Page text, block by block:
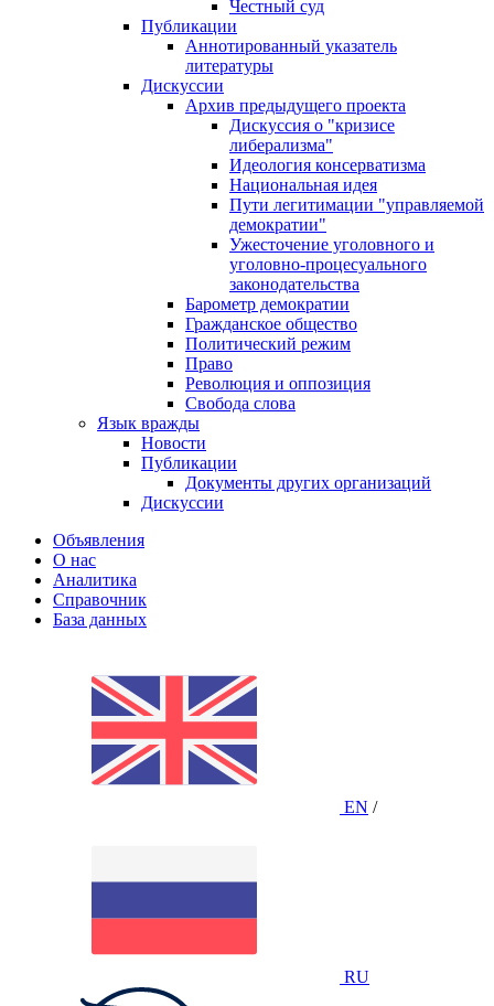
Честный суд
Публикации
Аннотированный указатель
литературы
Дискуссии
Архив предыдущего проекта
Дискуссия о "кризисе
либерализма"
Идеология консерватизма
Национальная идея
Пути легитимации "управляемой
демократии"
Ужесточение уголовного и
уголовно-процесуального
законодательства
Барометр демократии
Гражданское общество
Политический режим
Право
Революция и оппозиция
Свобода слова
Язык вражды
Новости
Публикации
Документы других организаций
Дискуссии
Объявления
О нас
Аналитика
Справочник
База данных
EN /
RU